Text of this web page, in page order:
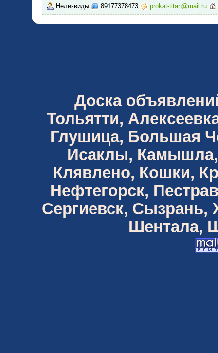
Неликвиды 89177378473 prokat-titan@mail.ru
Доска
Тольятти,
Глушица, Большая
Исаклы, Камышла,
Клявлено, Кошки,
Нефтегорск,
Сергиевск,
Шентала,